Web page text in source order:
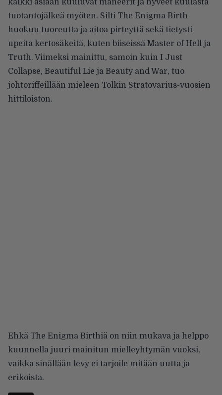
kaikki asiaan kuuluvat maneerit ja hyveet kuulasta
tuotantojälkeä myöten. Silti The Enigma Birth
huokuu tuoreutta ja aitoa pirteyttä sekä tietysti
upeita kertosäkeitä, kuten biiseissä Master of Hell ja
Truth. Viimeksi mainittu, samoin kuin I Just
Collapse, Beautiful Lie ja Beauty and War, tuo
johtoriffeillään mieleen Tolkin Stratovarius-vuosien
hittiloiston.
Ehkä The Enigma Birthiä on niin mukava ja helppo
kuunnella juuri mainitun mielleyhtymän vuoksi,
vaikka sinällään levy ei tarjoile mitään uutta ja
erikoista.